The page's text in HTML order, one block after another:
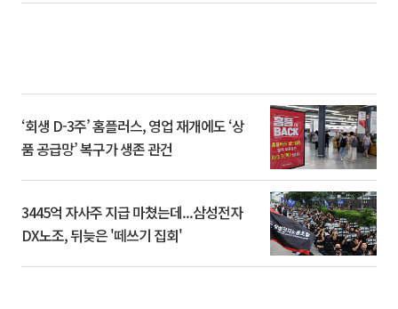
‘회생 D-3주’ 홈플러스, 영업 재개에도 ‘상
품 공급망’ 복구가 생존 관건
3445억 자사주 지급 마쳤는데...삼성전자
DX노조, 뒤늦은 '떼쓰기 집회'